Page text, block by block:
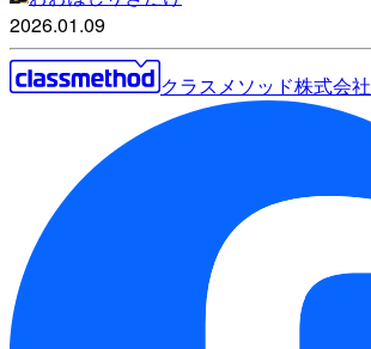
2026.01.09
クラスメソッド株式会社